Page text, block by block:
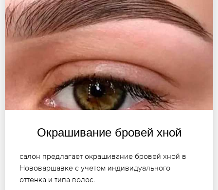
Окрашивание бровей хной
салон предлагает окрашивание бровей хной в
Нововаршавке с учетом индивидуального
оттенка и типа волос.